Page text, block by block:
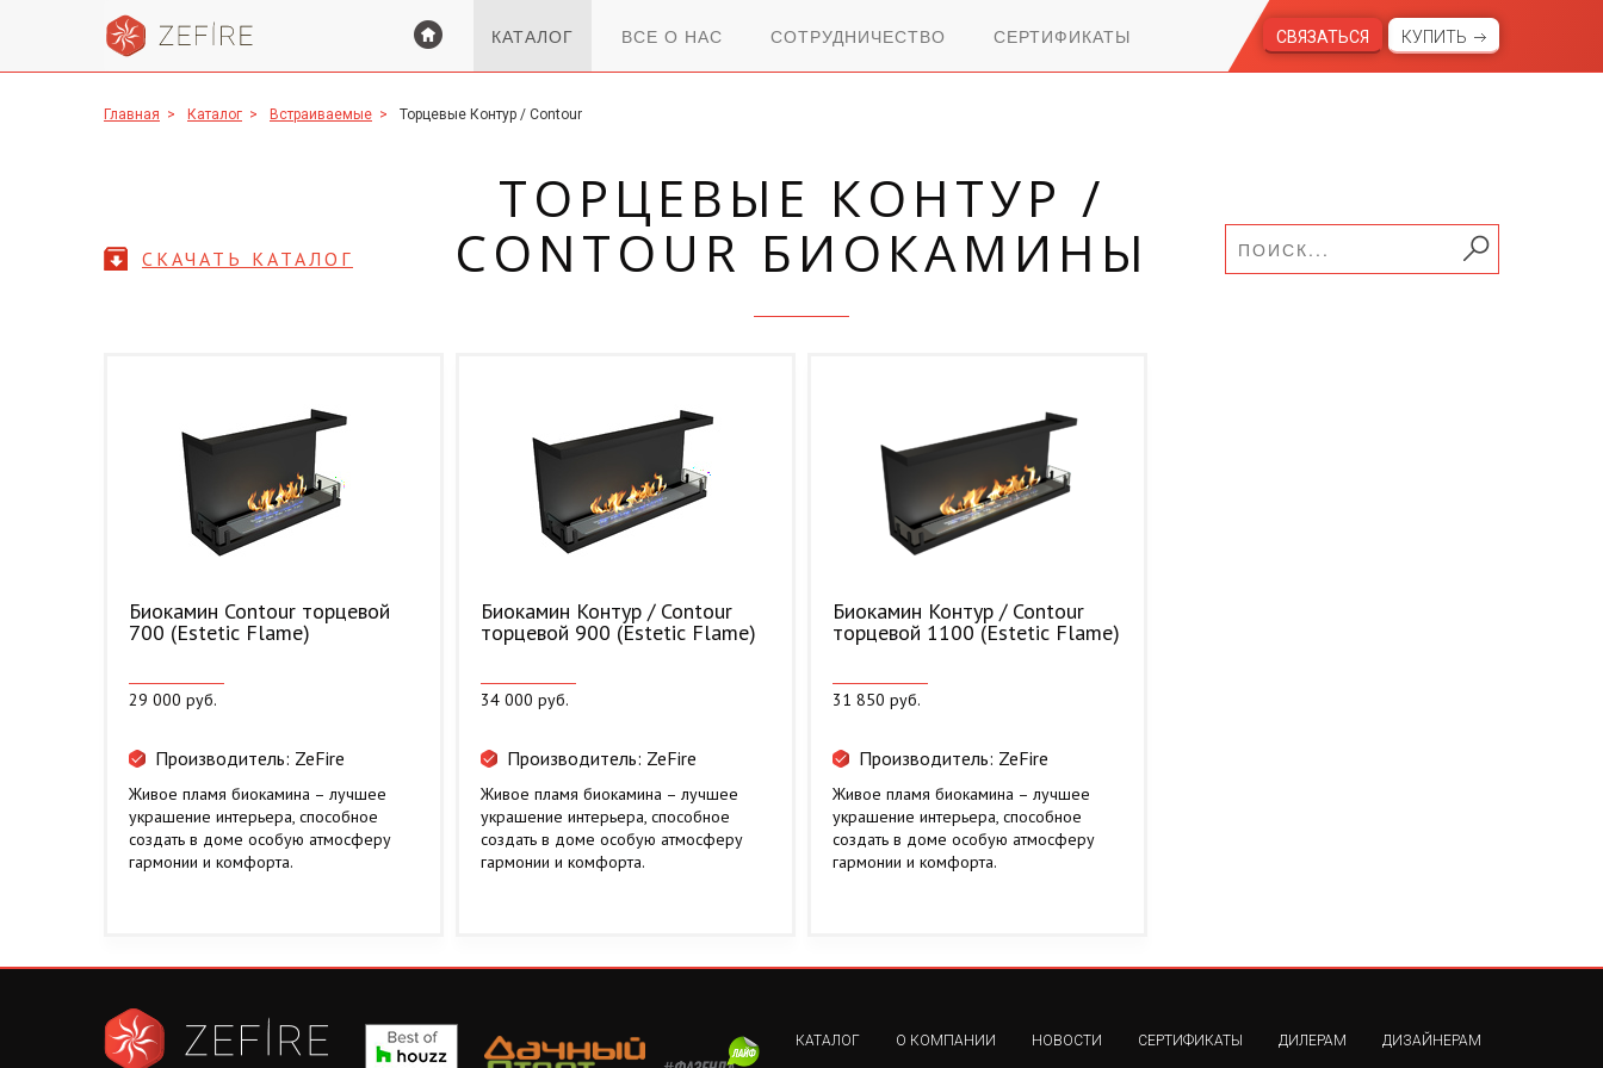
КАТАЛОГ ВСЕ О НАС СОТРУДНИЧЕСТВО СЕРТИФИКАТЫ КУПИТЬ
СВЯЗАТЬСЯ
Главная > Каталог > Встраиваемые > Торцевые Контур / Contour
ТОРЦЕВЫЕ КОНТУР /
CONTOUR БИОКАМИНЫ
СКАЧАТЬ КАТАЛОГ
Биокамин Contour торцевой
700 (Estetic Flame)
29 000 руб.
Производитель: ZeFire
Живое пламя биокамина – лучшее
украшение интерьера, способное
создать в доме особую атмосферу
гармонии и комфорта.
Биокамин Контур / Contour
торцевой 900 (Estetic Flame)
34 000 руб.
Производитель: ZeFire
Живое пламя биокамина – лучшее
украшение интерьера, способное
создать в доме особую атмосферу
гармонии и комфорта.
Биокамин Контур / Contour
торцевой 1100 (Estetic Flame)
31 850 руб.
Производитель: ZeFire
Живое пламя биокамина – лучшее
украшение интерьера, способное
создать в доме особую атмосферу
гармонии и комфорта.
КАТАЛОГ О КОМПАНИИ НОВОСТИ СЕРТИФИКАТЫ ДИЛЕРАМ ДИЗАЙНЕРАМ